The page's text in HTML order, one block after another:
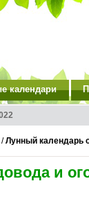
календари
/Лунный календарь
и